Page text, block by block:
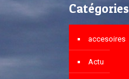
Catégories
accesoires
Actu